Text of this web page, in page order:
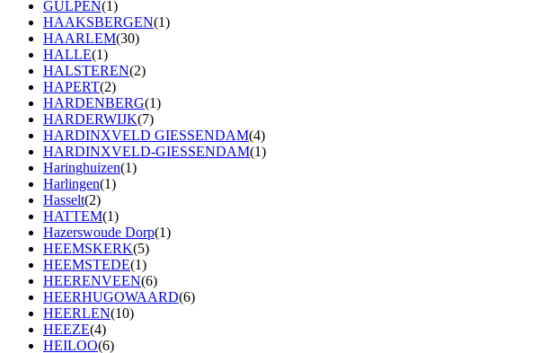
GULPEN(1)
HAAKSBERGEN(1)
HAARLEM(30)
HALLE(1)
HALSTEREN(2)
HAPERT(2)
HARDENBERG(1)
HARDERWIJK(7)
HARDINXVELD GIESSENDAM(4)
HARDINXVELD-GIESSENDAM(1)
Haringhuizen(1)
Harlingen(1)
Hasselt(2)
HATTEM(1)
Hazerswoude Dorp(1)
HEEMSKERK(5)
HEEMSTEDE(1)
HEERENVEEN(6)
HEERHUGOWAARD(6)
HEERLEN(10)
HEEZE(4)
HEILOO(6)